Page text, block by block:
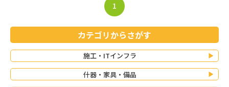
1
カテゴリからさがす
施工・ITインフラ
什器・家具・備品